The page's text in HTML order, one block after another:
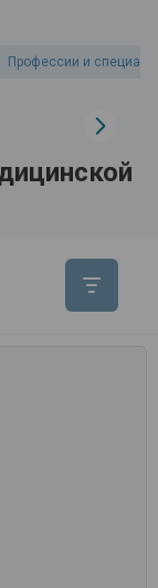
Профессии и